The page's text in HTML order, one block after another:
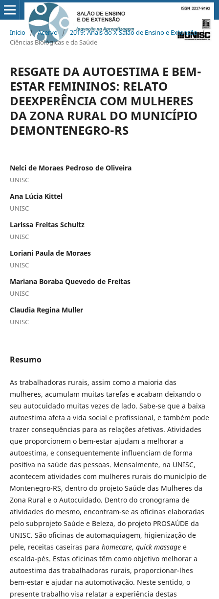
Início / Acervo / 2019: Anais do X Salão de Ensino e Extensão /
Ciências Biológicas e da Saúde
RESGATE DA AUTOESTIMA E BEM-
ESTAR FEMININOS: RELATO
DEEXPERÊNCIA COM MULHERES
DA ZONA RURAL DO MUNICÍPIO
DEMONTENEGRO-RS
Nelci de Moraes Pedroso de Oliveira
UNISC
Ana Lúcia Kittel
UNISC
Larissa Freitas Schultz
UNISC
Loriani Paula de Moraes
UNISC
Mariana Boraba Quevedo de Freitas
UNISC
Claudia Regina Muller
UNISC
Resumo
As trabalhadoras rurais, assim como a maioria das
mulheres, acumulam muitas tarefas e acabam deixando o
seu autocuidado muitas vezes de lado. Sabe-se que a baixa
autoestima afeta a vida social e profissional, e também pode
trazer consequências para as relações afetivas. Atividades
que proporcionem o bem-estar ajudam a melhorar a
autoestima, e consequentemente influenciam de forma
positiva na saúde das pessoas. Mensalmente, na UNISC,
acontecem atividades com mulheres rurais do município de
Montenegro-RS, dentro do projeto Saúde das Mulheres da
Zona Rural e o Autocuidado. Dentro do cronograma de
atividades do mesmo, encontram-se as oficinas elaboradas
pelo subprojeto Saúde e Beleza, do projeto PROSAÚDE da
UNISC. São oficinas de automaquiagem, higienização de
pele, receitas caseiras para homecare, quick massagee
escalda-pés. Estas oficinas têm como objetivo melhorar a
autoestima das trabalhadoras rurais, proporcionar-lhes
bem-estar e ajudar na automotivação. Neste sentido, o
presente trabalho visa relatar a experiência destas